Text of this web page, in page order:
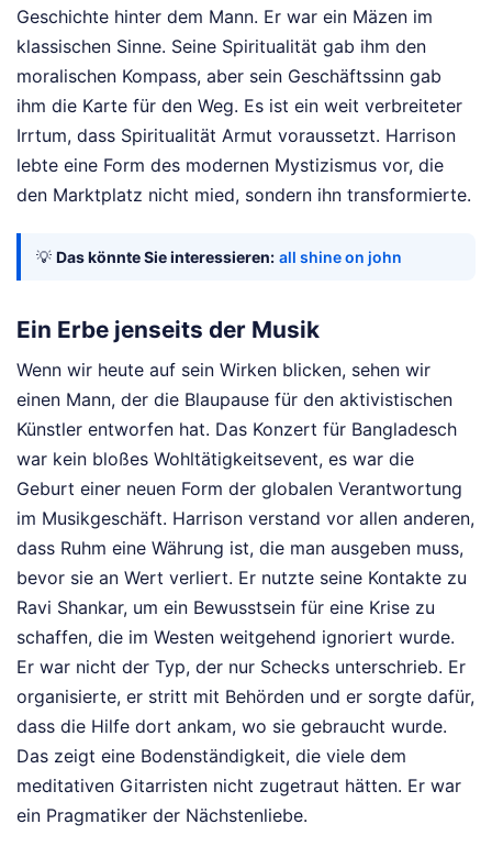
Geschichte hinter dem Mann. Er war ein Mäzen im
klassischen Sinne. Seine Spiritualität gab ihm den
moralischen Kompass, aber sein Geschäftssinn gab
ihm die Karte für den Weg. Es ist ein weit verbreiteter
Irrtum, dass Spiritualität Armut voraussetzt. Harrison
lebte eine Form des modernen Mystizismus vor, die
den Marktplatz nicht mied, sondern ihn transformierte.
💡 Das könnte Sie interessieren: all shine on john
Ein Erbe jenseits der Musik
Wenn wir heute auf sein Wirken blicken, sehen wir
einen Mann, der die Blaupause für den aktivistischen
Künstler entworfen hat. Das Konzert für Bangladesch
war kein bloßes Wohltätigkeitsevent, es war die
Geburt einer neuen Form der globalen Verantwortung
im Musikgeschäft. Harrison verstand vor allen anderen,
dass Ruhm eine Währung ist, die man ausgeben muss,
bevor sie an Wert verliert. Er nutzte seine Kontakte zu
Ravi Shankar, um ein Bewusstsein für eine Krise zu
schaffen, die im Westen weitgehend ignoriert wurde.
Er war nicht der Typ, der nur Schecks unterschrieb. Er
organisierte, er stritt mit Behörden und er sorgte dafür,
dass die Hilfe dort ankam, wo sie gebraucht wurde.
Das zeigt eine Bodenständigkeit, die viele dem
meditativen Gitarristen nicht zugetraut hätten. Er war
ein Pragmatiker der Nächstenliebe.